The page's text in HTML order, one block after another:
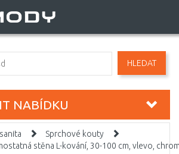
HLEDAT
NABÍDKU
Sprchové kouty
stěna L-kování, 30-100 cm, vlevo,